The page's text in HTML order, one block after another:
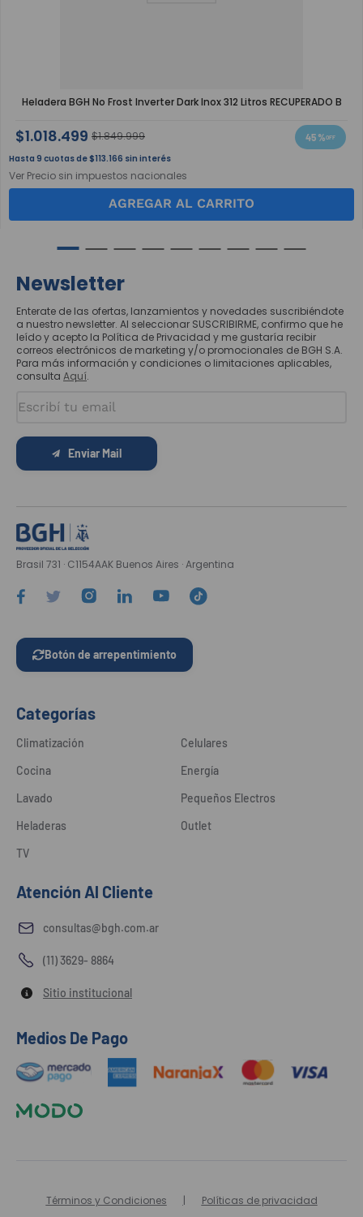
Heladera BGH No Frost Inverter Dark Inox 312 Litros RECUPERADO B
45 %
$1.018.499 $1.849.999
9 $113.166 sin interés
Ver Precio sin impuestos nacionales
AGREGAR AL CARRITO
Newsletter
Enterate de las ofertas, lanzamientos y novedades suscribiéndote
a nuestro newsletter. Al seleccionar SUSCRIBIRME, confirmo que he
leído y acepto la Política de Privacidad y me gustaría recibir
correos electrónicos de marketing y/o promocionales de BGH S.A.
Para más información y condiciones o limitaciones aplicables,
consulta Aquí.
Enviar Mail
Brasil 731 · C1154AAK Buenos Aires · Argentina
Botón de arrepentimiento
Categorías
Climatización
Cocina
Lavado
Heladeras
TV
Celulares
Energía
Pequeños Electros
Outlet
Atención Al Cliente
consultas@bgh.com.ar
(11) 3629- 8864
Sitio institucional
Medios De Pago
Términos y Condiciones Políticas de privacidad